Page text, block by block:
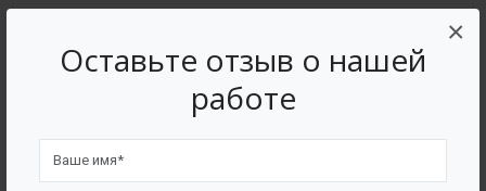
Оставьте отзыв о нашей
работе
×